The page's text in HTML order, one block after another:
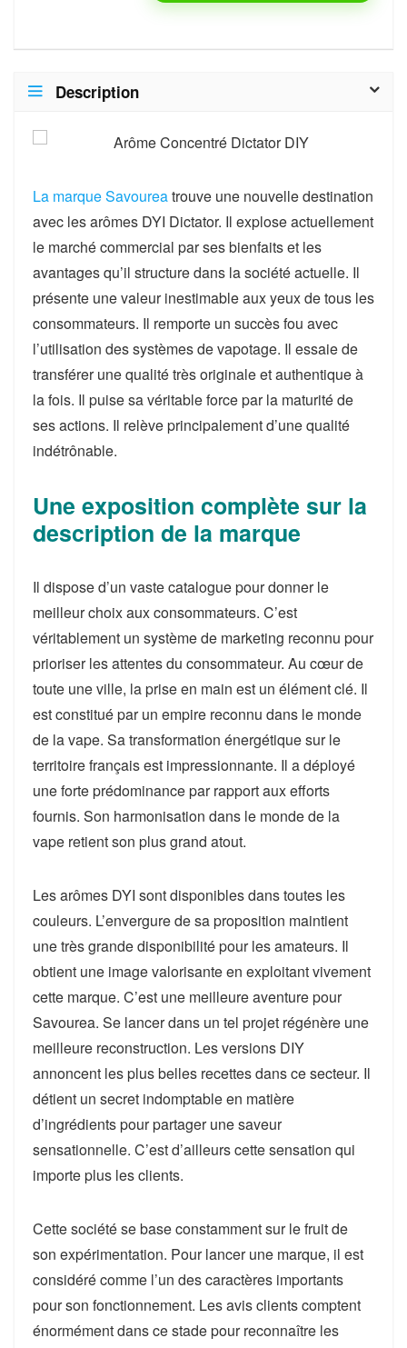
Description
La marque Savoureatrouve une nouvelle destination
avec les arômes DYI Dictator. Il explose actuellement
le marché commercial par ses bienfaits et les
avantages qu’il structure dans la société actuelle. Il
présente une valeur inestimable aux yeux de tous les
consommateurs. Il remporte un succès fou avec
l’utilisation des systèmes de vapotage. Il essaie de
transférer une qualité très originale et authentique à
la fois. Il puise sa véritable force par la maturité de
ses actions. Il relève principalement d’une qualité
indétrônable.
Une exposition complète sur la
description de la marque
Il dispose d’un vaste catalogue pour donner le
meilleur choix aux consommateurs. C’est
véritablement un système de marketing reconnu pour
prioriser les attentes du consommateur. Au cœur de
toute une ville, la prise en main est un élément clé. Il
est constitué par un empire reconnu dans le monde
de la vape. Sa transformation énergétique sur le
territoire français est impressionnante. Il a déployé
une forte prédominance par rapport aux efforts
fournis. Son harmonisation dans le monde de la
vape retient son plus grand atout.
Les arômes DYI sont disponibles dans toutes les
couleurs. L’envergure de sa proposition maintient
une très grande disponibilité pour les amateurs. Il
obtient une image valorisante en exploitant vivement
cette marque. C’est une meilleure aventure pour
Savourea. Se lancer dans un tel projet régénère une
meilleure reconstruction. Les versions DIY
annoncent les plus belles recettes dans ce secteur. Il
détient un secret indomptable en matière
d’ingrédients pour partager une saveur
sensationnelle. C’est d’ailleurs cette sensation qui
importe plus les clients.
Cette société se base constamment sur le fruit de
son expérimentation. Pour lancer une marque, il est
considéré comme l’un des caractères importants
pour son fonctionnement. Les avis clients comptent
énormément dans ce stade pour reconnaître les